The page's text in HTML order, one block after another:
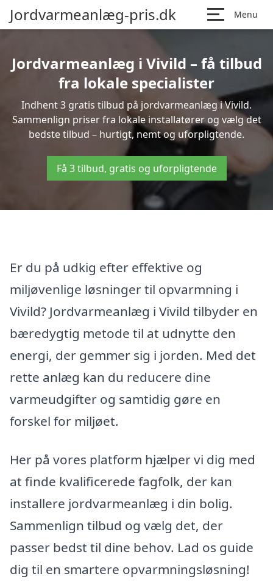
Jordvarmeanlæg-pris.dk Menu
Jordvarmeanlæg i Vivild – få tilbud
fra lokale specialister
Indhent 3 gratis tilbud på jordvarmeanlæg i Vivild.
Sammenlign priser fra lokale installatører og vælg det
bedste tilbud – hurtigt, nemt og uforpligtende.
Få 3 tilbud, gratis og uforpligtende
Er du på udkig efter effektive og
miljøvenlige løsninger til opvarmning i
Vivild? Jordvarmeanlæg i Vivild tilbyder en
bæredygtig metode til at udnytte den
energi, der gemmer sig i jorden. Med det
rette anlæg kan du reducere dine
varmeudgifter og samtidig gøre en
forskel for miljøet.
Her på vores platform hjælper vi dig med
at finde kvalificerede fagfolk, der kan
installere jordvarmeanlæg i din bolig.
Sammenlign tilbud og vælg det, der
passer bedst til dine behov. Lad os guide
dig til en smartere opvarmningsløsning!